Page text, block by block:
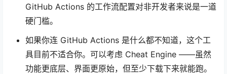
GitHub Actions 的工作流配置对非开发者来说是一道
硬门槛。
如果你连 GitHub Actions 是什么都不知道，这个工
具目前不适合你。可以考虑 Cheat Engine ——虽然
功能更底层、界面更原始，但至少下载下来就能跑。